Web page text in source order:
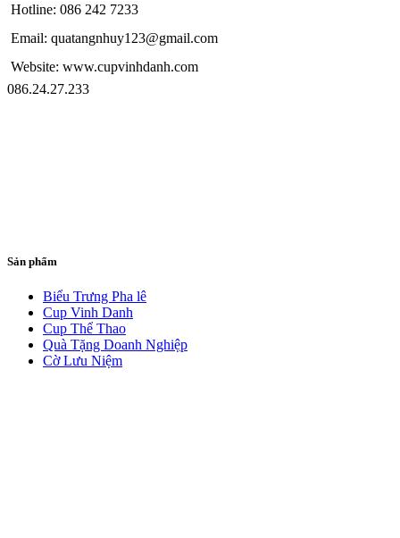
Hotline: 086 242 7233
Email: quatangnhuy123@gmail.com
Website: www.cupvinhdanh.com
086.24.27.233
Sản phẩm
Biểu Trưng Pha lê
Cup Vinh Danh
Cup Thể Thao
Quà Tặng Doanh Nghiệp
Cờ Lưu Niệm